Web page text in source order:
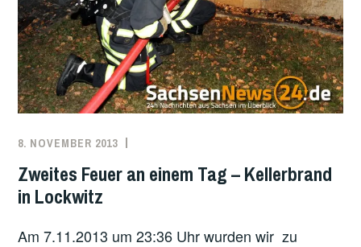
8. NOVEMBER 2013
Zweites Feuer an einem Tag – Kellerbrand
in Lockwitz
Am 7.11.2013 um 23:36 Uhr wurden wir zu